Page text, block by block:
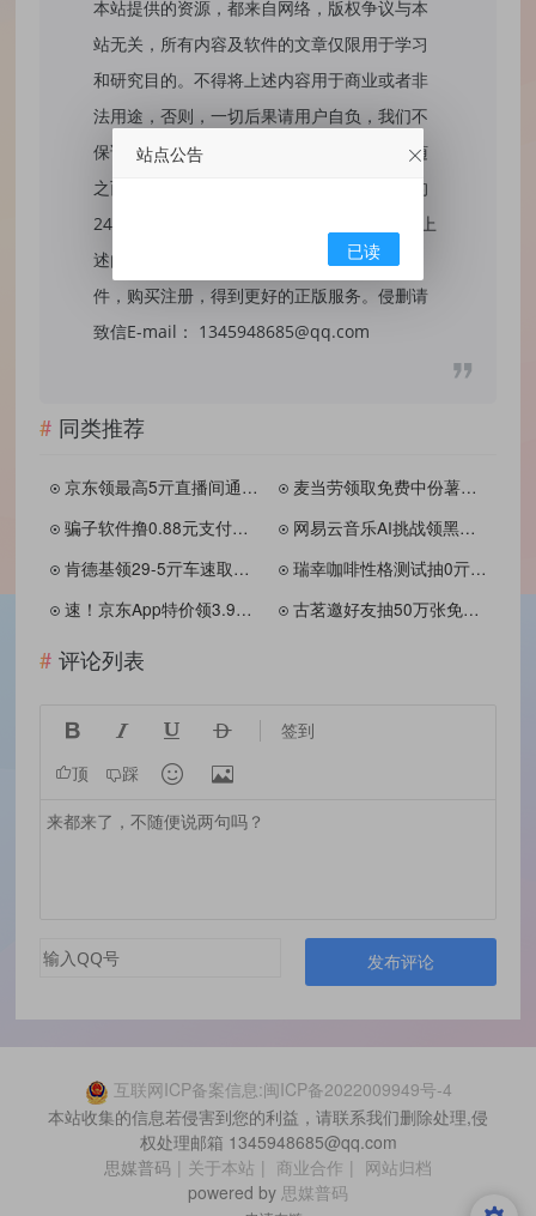
本站提供的资源，都来自网络，版权争议与本
站无关，所有内容及软件的文章仅限用于学习
和研究目的。不得将上述内容用于商业或者非
法用途，否则，一切后果请用户自负，我们不
保证内容的长久可用性，通过使用本站内容随
之而来的风险与本站无关，您必须在下载后的
24个小时之内，从您的电脑/手机中彻底删除上
述内容。如果您喜欢该程序，请支持正版软
件，购买注册，得到更好的正版服务。侵删请
致信E-mail： 1345948685@qq.com
同类推荐
京东领最高5亓直播间通用红包
麦当劳领取免费中份薯条券
骗子软件撸0.88元支付宝 亲测秒到账
网易云音乐AI挑战领黑胶会员
肯德基领29-5亓车速取红包
瑞幸咖啡性格测试抽0亓免单
速！京东App特价领3.9减3券
古茗邀好友抽50万张免单券
评论列表
    签到
顶 踩  
发布评论
互联网ICP备案信息:闽ICP备2022009949号-4
本站收集的信息若侵害到您的利益，请联系我们删除处理,侵
权处理邮箱 1345948685@qq.com
思媒普码 | 关于本站 | 商业合作 | 网站归档
powered by 思媒普码
站点公告
已读